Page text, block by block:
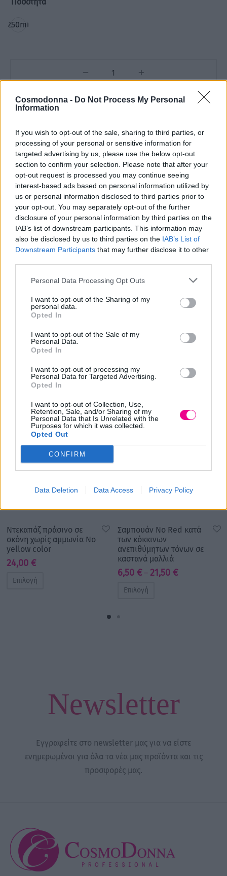
Cosmodonna - Do Not Process My Personal
Information
If you wish to opt-out of the sale, sharing to third parties, or
processing of your personal or sensitive information for
targeted advertising by us, please use the below opt-out
section to confirm your selection. Please note that after your
opt-out request is processed you may continue seeing
interest-based ads based on personal information utilized by
us or personal information disclosed to third parties prior to
your opt-out. You may separately opt-out of the further
disclosure of your personal information by third parties on the
IAB’s list of downstream participants. This information may
also be disclosed by us to third parties on the IAB’s List of
Downstream Participants that may further disclose it to other
Personal Data Processing Opt Outs
I want to opt-out of the Sharing of my
personal data.
Opted In
I want to opt-out of the Sale of my
Personal Data.
Opted In
I want to opt-out of processing my
Personal Data for Targeted Advertising.
Opted In
I want to opt-out of Collection, Use,
Retention, Sale, and/or Sharing of my
Personal Data that Is Unrelated with the
Purposes for which it was collected.
Opted Out
CONFIRM
Data Deletion Data Access Privacy Policy
250ml
Προσθήκη στο καλάθι
Add to wishlist
Κωδικός προϊόντος: Μ/Δ
Κατηγορίες: Αναλώσιμα, ΕΙΔΗ ΚΟΜΜΩΤΗΡΙΟΥ
Share
Επιπλέον πληροφορίες
ΒΆΡΟΣ
ΠΟΣΌΤΗΤΑ 250ml
Σχετικά προϊόντα
Ντεκαπάζ πράσινο σε
σκόνη χωρίς αμμωνία No
yellow color
24,00 €
Επιλογή
Σαμπουάν No Red κατά
των κόκκινων
ανεπιθύμητων τόνων σε
καστανά μαλλιά
6,50 € – 21,50 €Price
Επιλογή
Newsletter
Εγγραφείτε στο newsletter μας για να είστε
ενημερωμένοι για όλα τα νέα μας προϊόντα και τις
προσφορές μας.